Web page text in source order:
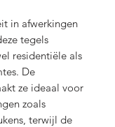
in afwerkingen
tegels
residentiële als
De
ze ideaal voor
zoals
terwijl de